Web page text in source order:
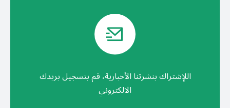
اللإشتراك بنشرتنا الأخبارية، قم بتسجيل بريدك
الالكتروني